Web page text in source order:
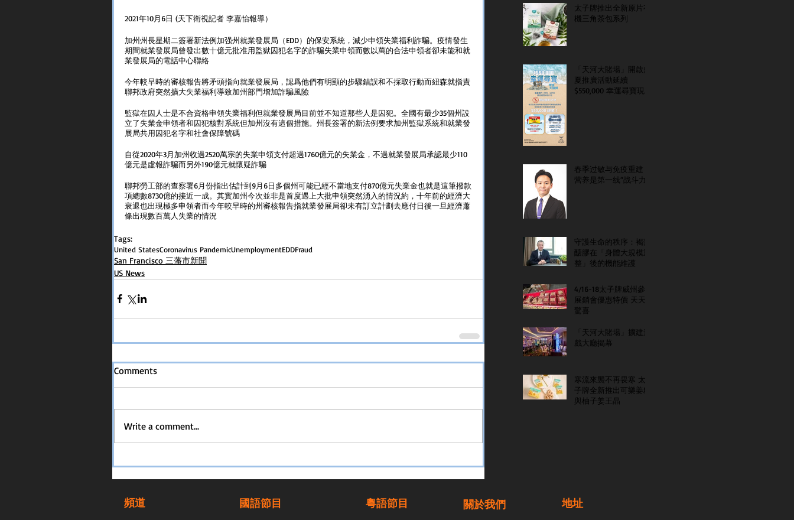
2021年10月6日 (天下衛視記者 李嘉怡報導）
加州州長星期二簽署新法例加强州就業發展局（EDD）的保安系統，減少申領失業福利詐騙。疫情發生
期間就業發展局曾發出數十億元批准用監獄囚犯名字的詐騙失業申領而數以萬的合法申領者卻未能和就
業發展局的電話中心聯絡
今年較早時的審核報告將矛頭指向就業發展局，認爲他們有明顯的步驟錯誤和不採取行動而紐森就指責
聯邦政府突然擴大失業福利導致加州部門增加詐騙風險
監獄在囚人士是不合資格申領失業福利但就業發展局目前並不知道那些人是囚犯。全國有最少35個州設
立了失業金申領者和囚犯核對系統但加州沒有這個措施。州長簽署的新法例要求加州監獄系統和就業發
展局共用囚犯名字和社會保障號碼
自從2020年3月加州收過2520萬宗的失業申領支付超過1760億元的失業金，不過就業發展局承認最少110
億元是虛報詐騙而另外190億元就懷疑詐騙
聯邦勞工部的查察署6月份指出估計到9月6日多個州可能已經不當地支付870億元失業金也就是這筆撥款
項總數8730億的接近一成。其實加州今次並非是首度遇上大批申領突然湧入的情況約，十年前的經濟大
衰退也出現極多申領者而今年較早時的州審核報告指就業發展局卻未有訂立計劃去應付日後一旦經濟蕭
條出現數百萬人失業的情況
Tags:
United StatesCoronavirus PandemicUnemploymentEDDFraud
San Francisco 三藩市新聞
US News
Comments
Write a comment...
太子牌推出全新原片有
機三角茶包系列
「天河大賭場」開啟盛
夏推廣活動延續
$550,000 幸運尋寶現金
春季过敏与免疫重建：
营养是第一线“战斗力”
守護生命的秩序：褐藻
醣膠在「身體大規模重
整」後的機能維護
4/16-18太子牌威州參
展銷會優惠特價 天天
驚喜
「天河大賭場」擴建遊
戲大廳揭幕
寒流來襲不再畏寒 太
子牌全新推出可樂姜糖
與柚子姜王晶
頻道 國語節目 粵語節目 關於我們 地址